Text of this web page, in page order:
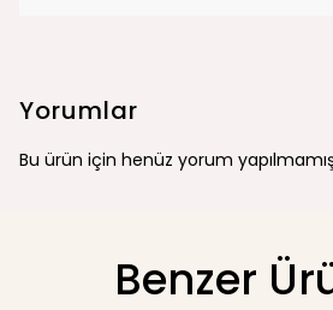
Yorumlar
Bu ürün için henüz yorum
Benzer